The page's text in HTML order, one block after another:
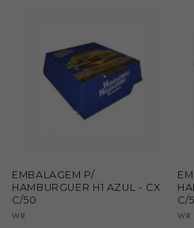
EMBALAGEM P/
HAMBURGUER H1 AZUL - CX
C/50
Fornecedor:
WR
C/
WR